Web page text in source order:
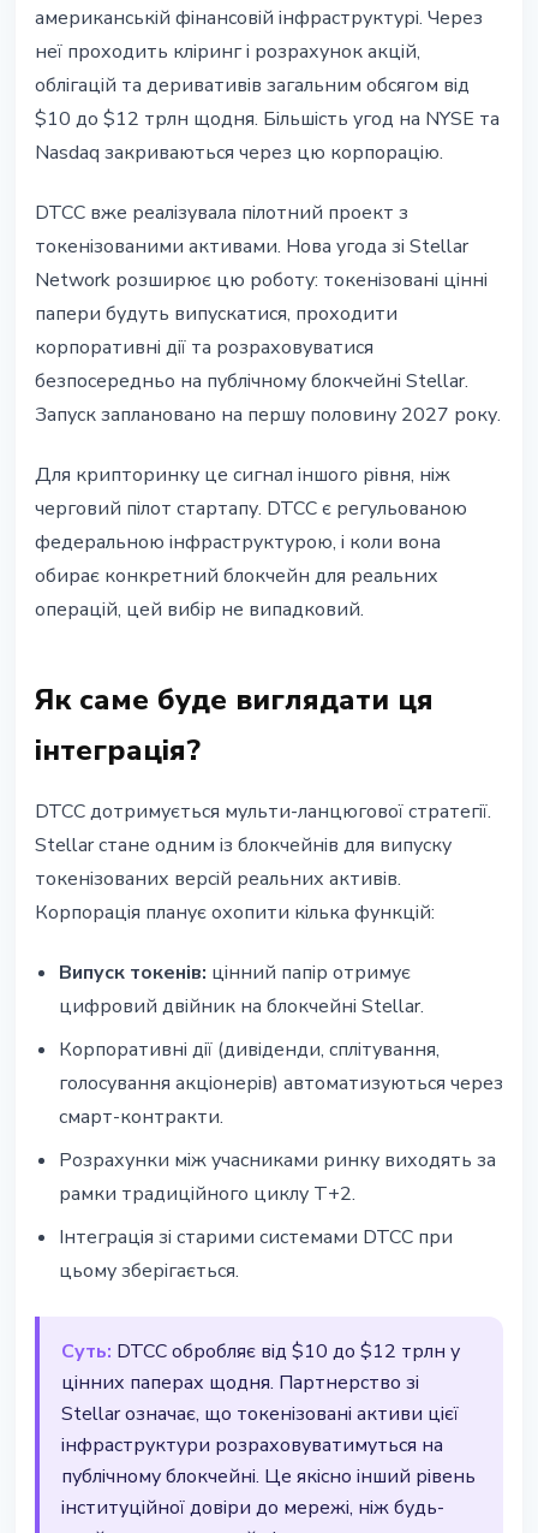
американській фінансовій інфраструктурі. Через
неї проходить кліринг і розрахунок акцій,
облігацій та деривативів загальним обсягом від
$10 до $12 трлн щодня. Більшість угод на NYSE та
Nasdaq закриваються через цю корпорацію.
DTCC вже реалізувала пілотний проект з
токенізованими активами. Нова угода зі Stellar
Network розширює цю роботу: токенізовані цінні
папери будуть випускатися, проходити
корпоративні дії та розраховуватися
безпосередньо на публічному блокчейні Stellar.
Запуск заплановано на першу половину 2027 року.
Для крипторинку це сигнал іншого рівня, ніж
черговий пілот стартапу. DTCC є регульованою
федеральною інфраструктурою, і коли вона
обирає конкретний блокчейн для реальних
операцій, цей вибір не випадковий.
Як саме буде виглядати ця
інтеграція?
DTCC дотримується мульти-ланцюгової стратегії.
Stellar стане одним із блокчейнів для випуску
токенізованих версій реальних активів.
Корпорація планує охопити кілька функцій:
Випуск токенів: цінний папір отримує
цифровий двійник на блокчейні Stellar.
Корпоративні дії (дивіденди, сплітування,
голосування акціонерів) автоматизуються через
смарт-контракти.
Розрахунки між учасниками ринку виходять за
рамки традиційного циклу T+2.
Інтеграція зі старими системами DTCC при
цьому зберігається.
Суть: DTCC обробляє від $10 до $12 трлн у
цінних паперах щодня. Партнерство зі
Stellar означає, що токенізовані активи цієї
інфраструктури розраховуватимуться на
публічному блокчейні. Це якісно інший рівень
інституційної довіри до мережі, ніж будь-